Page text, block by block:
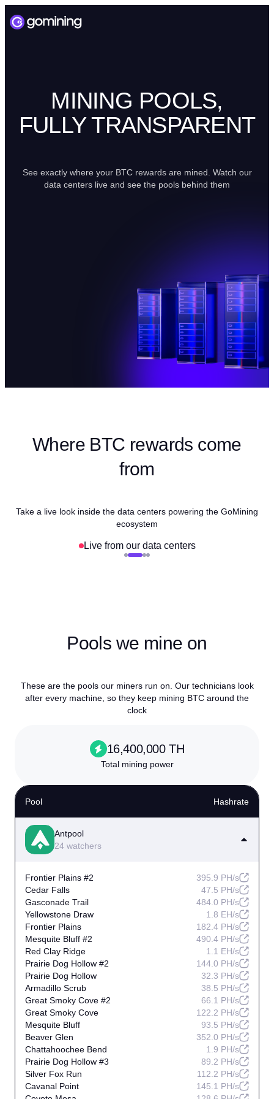
MINING POOLS,
FULLY TRANSPARENT
See exactly where your BTC rewards are mined. Watch our
data centers live and see the pools behind them
Where BTC rewards come
from
Take a live look inside the data centers powering the GoMining
ecosystem
Live from our data centers
Pools we mine on
These are the pools our miners run on. Our technicians look
after every machine, so they keep mining BTC around the
clock
16,400,000 TH
Total mining power
Pool Hashrate
Antpool
24 watchers
Frontier Plains #2
395.9 PH/s
Cedar Falls
47.5 PH/s
Gasconade Trail
484.0 PH/s
Yellowstone Draw
1.8 EH/s
Frontier Plains
182.4 PH/s
Mesquite Bluff #2
490.4 PH/s
Red Clay Ridge
1.1 EH/s
Prairie Dog Hollow #2
144.0 PH/s
Prairie Dog Hollow
32.3 PH/s
Armadillo Scrub
38.5 PH/s
Great Smoky Cove #2
66.1 PH/s
Great Smoky Cove
122.2 PH/s
Mesquite Bluff
93.5 PH/s
Beaver Glen
352.0 PH/s
Chattahoochee Bend
1.9 PH/s
Prairie Dog Hollow #3
89.2 PH/s
Silver Fox Run
112.2 PH/s
Cavanal Point
145.1 PH/s